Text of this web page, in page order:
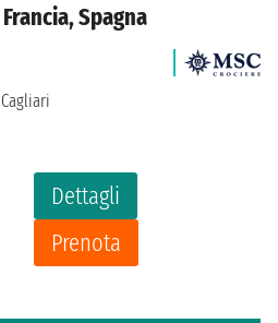
Spagna
Dettagli
Prenota
Cagliari